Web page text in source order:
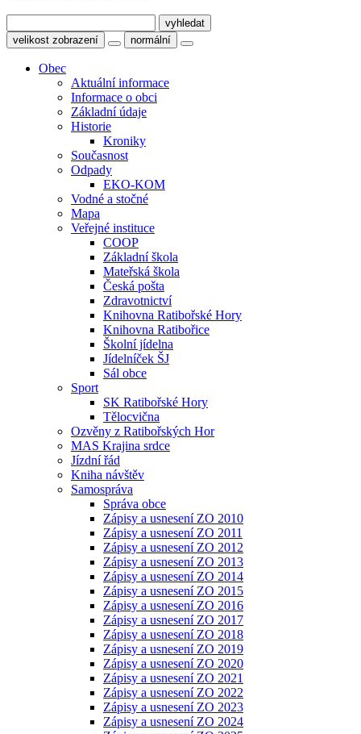
velikost zobrazení normální
Obec
Aktuální informace
Informace o obci
Základní údaje
Historie
Kroniky
Současnost
Odpady
EKO-KOM
Vodné a stočné
Mapa
Veřejné instituce
COOP
Základní škola
Mateřská škola
Česká pošta
Zdravotnictví
Knihovna Ratibořské Hory
Knihovna Ratibořice
Školní jídelna
Jídelníček ŠJ
Sál obce
Sport
SK Ratibořské Hory
Tělocvična
Ozvěny z Ratibořských Hor
MAS Krajina srdce
Jízdní řád
Kniha návštěv
Samospráva
Správa obce
Zápisy a usnesení ZO 2010
Zápisy a usnesení ZO 2011
Zápisy a usnesení ZO 2012
Zápisy a usnesení ZO 2013
Zápisy a usnesení ZO 2014
Zápisy a usnesení ZO 2015
Zápisy a usnesení ZO 2016
Zápisy a usnesení ZO 2017
Zápisy a usnesení ZO 2018
Zápisy a usnesení ZO 2019
Zápisy a usnesení ZO 2020
Zápisy a usnesení ZO 2021
Zápisy a usnesení ZO 2022
Zápisy a usnesení ZO 2023
Zápisy a usnesení ZO 2024